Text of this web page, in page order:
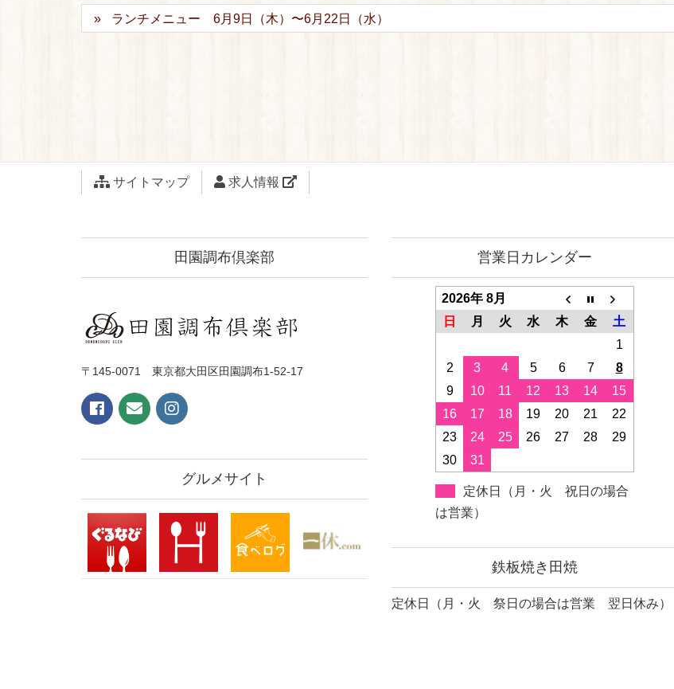
ランチメニュー 6月9日（木）〜6月22日（水）
サイトマップ 求人情報
田園調布倶楽部
〒145-0071 東京都大田区田園調布1-52-17
グルメサイト
営業日カレンダー
2026年 8月
日
月 火 水 木 金
土
1
2
3 4 5 6 7
8
9
10 11 12 13 14
15
16
17 18 19 20 21
22
23
24 25 26 27 28
29
30
31
定休日（月・火 祝日の場合
は営業）
鉄板焼き田焼
定休日（月・火 祭日の場合は営業 翌日休み）